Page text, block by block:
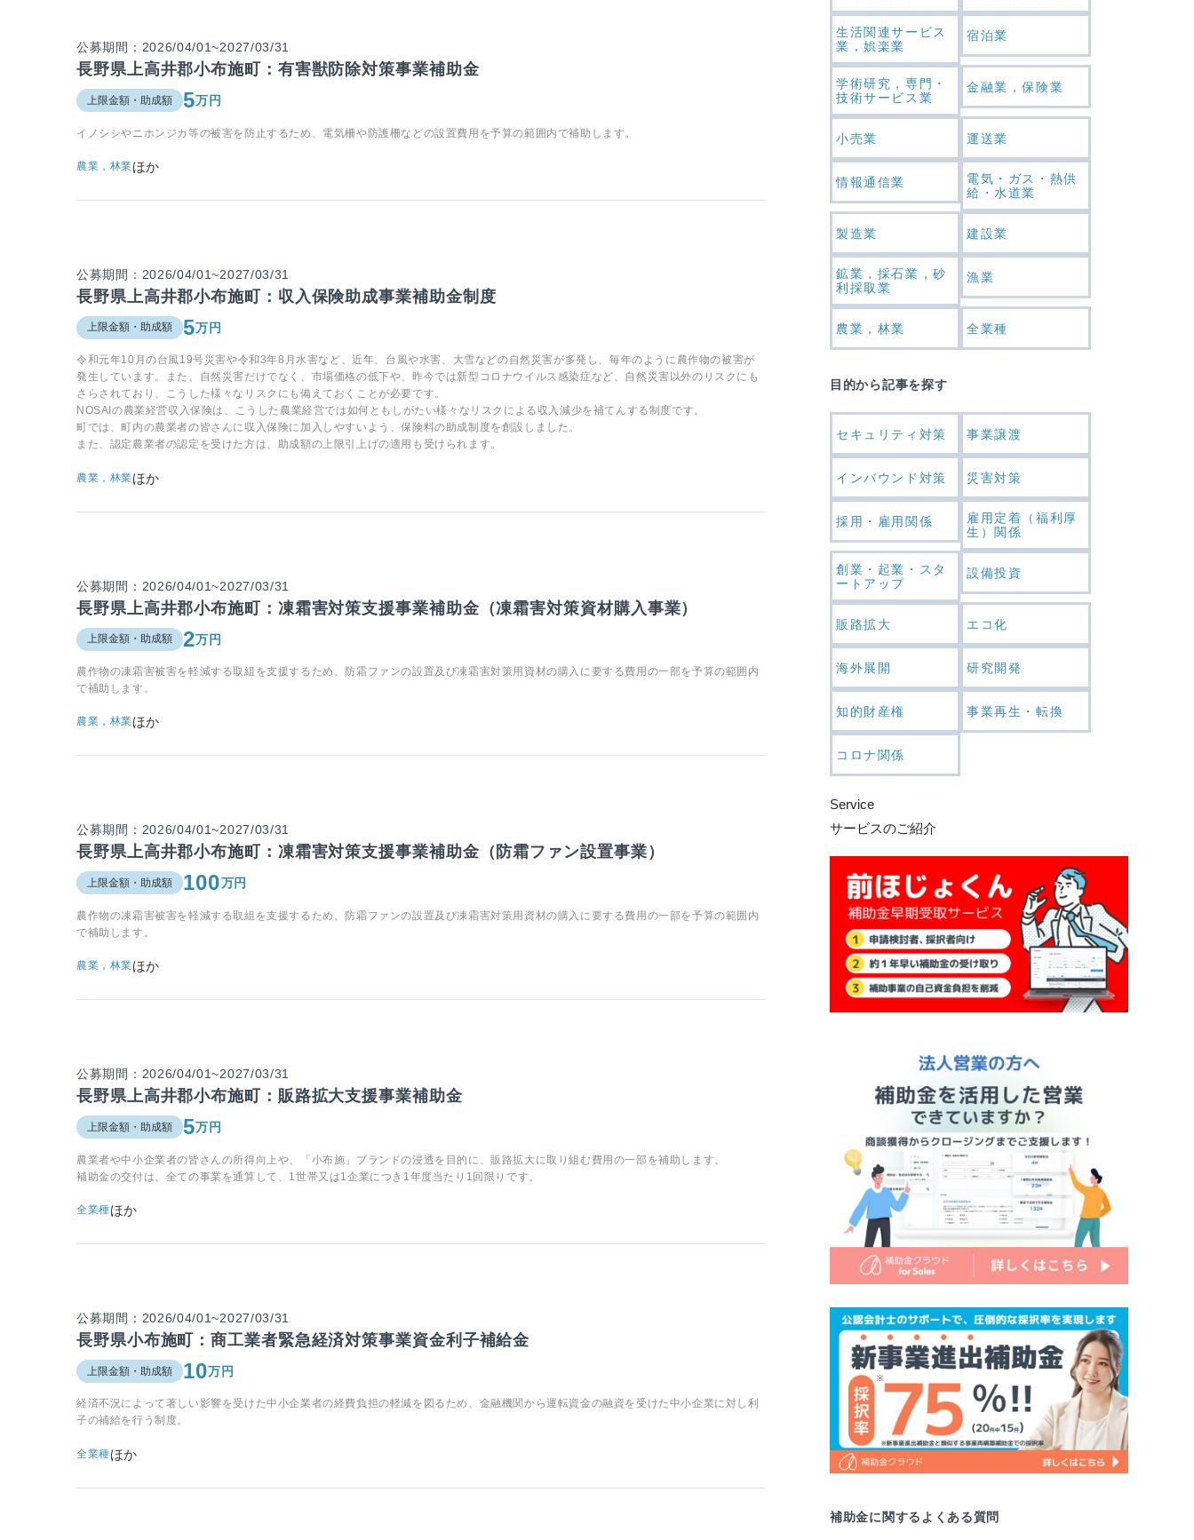
公募期間：2026/04/01~2027/03/31
長野県上高井郡小布施町：有害獣防除対策事業補助金
上限金額・助成額 5万円
イノシシやニホンジカ等の被害を防止するため、電気柵や防護柵などの設置費用を予算の範囲内で補助します。
農業，林業ほか
公募期間：2026/04/01~2027/03/31
長野県上高井郡小布施町：収入保険助成事業補助金制度
上限金額・助成額 5万円
令和元年10月の台風19号災害や令和3年8月水害など、近年、台風や水害、大雪などの自然災害が多発し、毎年のように農作物の被害が
発生しています。また、自然災害だけでなく、市場価格の低下や、昨今では新型コロナウイルス感染症など、自然災害以外のリスクにも
さらされており、こうした様々なリスクにも備えておくことが必要です。
NOSAIの農業経営収入保険は、こうした農業経営では如何ともしがたい様々なリスクによる収入減少を補てんする制度です。
町では、町内の農業者の皆さんに収入保険に加入しやすいよう、保険料の助成制度を創設しました。
また、認定農業者の認定を受けた方は、助成額の上限引上げの適用も受けられます。
農業，林業ほか
公募期間：2026/04/01~2027/03/31
長野県上高井郡小布施町：凍霜害対策支援事業補助金（凍霜害対策資材購入事業）
上限金額・助成額 2万円
農作物の凍霜害被害を軽減する取組を支援するため、防霜ファンの設置及び凍霜害対策用資材の購入に要する費用の一部を予算の範囲内
で補助します。
農業，林業ほか
公募期間：2026/04/01~2027/03/31
長野県上高井郡小布施町：凍霜害対策支援事業補助金（防霜ファン設置事業）
上限金額・助成額 100万円
農作物の凍霜害被害を軽減する取組を支援するため、防霜ファンの設置及び凍霜害対策用資材の購入に要する費用の一部を予算の範囲内
で補助します。
農業，林業ほか
公募期間：2026/04/01~2027/03/31
長野県上高井郡小布施町：販路拡大支援事業補助金
上限金額・助成額 5万円
農業者や中小企業者の皆さんの所得向上や、「小布施」ブランドの浸透を目的に、販路拡大に取り組む費用の一部を補助します。
補助金の交付は、全ての事業を通算して、1世帯又は1企業につき1年度当たり1回限りです。
全業種ほか
公募期間：2026/04/01~2027/03/31
長野県小布施町：商工業者緊急経済対策事業資金利子補給金
上限金額・助成額 10万円
経済不況によって著しい影響を受けた中小企業者の経費負担の軽減を図るため、金融機関から運転資金の融資を受けた中小企業に対し利
子の補給を行う制度。
全業種ほか
生活関連サービス
業，娯楽業
宿泊業
学術研究，専門・
技術サービス業
金融業，保険業
小売業 運送業
情報通信業
電気・ガス・熱供
給・水道業
製造業 建設業
鉱業，採石業，砂
利採取業
漁業
農業，林業 全業種
目的から記事を探す
セキュリティ対策 事業譲渡
インバウンド対策 災害対策
採用・雇用関係
雇用定着（福利厚
生）関係
創業・起業・スタ
ートアップ
設備投資
販路拡大 エコ化
海外展開 研究開発
知的財産権 事業再生・転換
コロナ関係
Service
サービスのご紹介
補助金に関するよくある質問